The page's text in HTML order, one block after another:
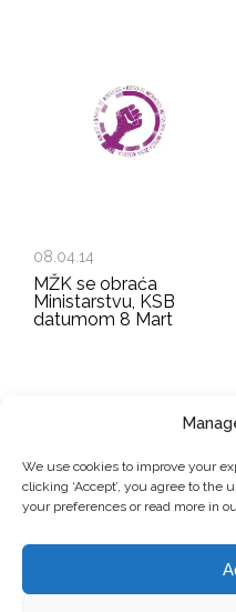
We use cookies to improve your
clicking ‘Accept’, you agree to the
your preferences or read more in
08.04.14
MŽK se obraća
Ministarstvu, KSB
datumom 8 Mart
EMAIL ADDRESS
© Copyright, 2026 . Mreža